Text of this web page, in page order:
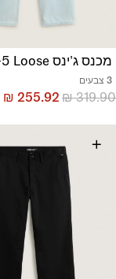
מכנס ג'ינס Check-5 Loose
3 צבעים
₪319.90
₪ 255.92
+